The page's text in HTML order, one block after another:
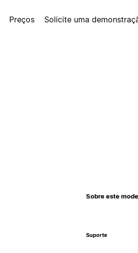
Preços Solicite uma
Sobre este
Suporte